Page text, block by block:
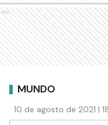
Ads
MUNDO
10 de agosto de 2021 |